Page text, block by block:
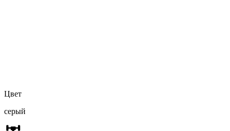
Цвет
серый